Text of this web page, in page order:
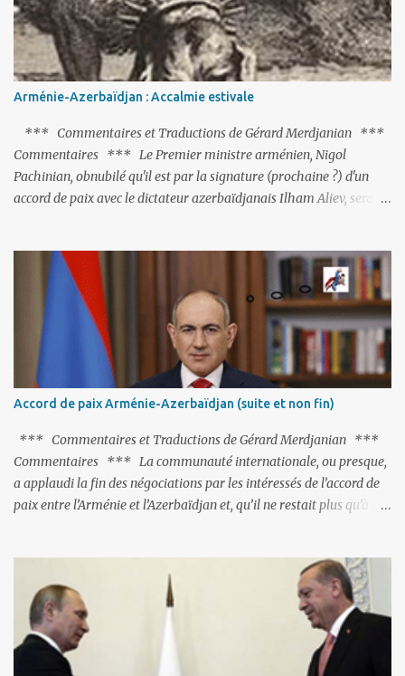
Arménie-Azerbaïdjan : Accalmie estivale
*** Commentaires et Traductions de Gérard Merdjanian ***
Commentaires *** Le Premier ministre arménien, Nigol
Pachinian, obnubilé qu'il est par la signature (prochaine ?) d'un
accord de paix avec le dictateur azerbaïdjanais Ilham Aliev, serait
C'est hélas fort peu probable ; l'Histoire ou la Littérature ne sont
pas ses points forts, pas plus d'ailleurs que les négociations avec le
tandem turco-azéri. Faisant fi de tout ce qui précède la chute de
l'URSS, il est exclusivement intéressé par ce qu'il nomme «
l'Arménie réelle ». Même les trois présidents qu'ils l'ont précédés ne
trouvent pas grâce à ses yeux, les traitant de tous les noms, avant
de les traîner en justice. Et comme les politiciens ne lui suffisent
pas, il s'attaque aux dignitaires de l'Église arménienne, les...
Accord de paix Arménie-Azerbaïdjan (suite et non fin)
*** Commentaires et Traductions de Gérard Merdjanian ***
Commentaires *** La communauté internationale, ou presque,
a applaudi la fin des négociations par les intéressés de l’accord de
paix entre l’Arménie et l’Azerbaïdjan et, qu’il ne restait plus qu’à le
Les deux points non résolus portaient sur la renonciation aux
revendications internationales mutuelles et sur l'abstention de
déployer des représentants d'autres pays le long de la frontière
entre l'Arménie et l'Azerbaïdjan. C’est chose faite, l’Arménie a
accepté. Comme on pouvait s’y attendre, Bakou a posé de